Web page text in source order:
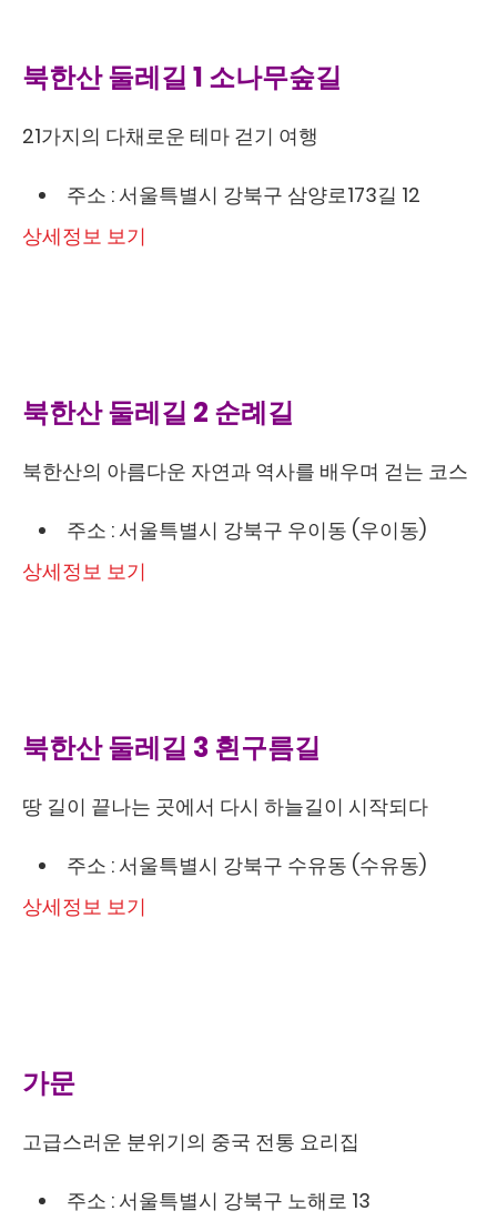
북한산 둘레길 1 소나무숲길
21가지의 다채로운 테마 걷기 여행
주소 : 서울특별시 강북구 삼양로173길 12
상세정보 보기
북한산 둘레길 2 순례길
북한산의 아름다운 자연과 역사를 배우며 걷는 코스
주소 : 서울특별시 강북구 우이동 (우이동)
상세정보 보기
북한산 둘레길 3 흰구름길
땅 길이 끝나는 곳에서 다시 하늘길이 시작되다
주소 : 서울특별시 강북구 수유동 (수유동)
상세정보 보기
가문
고급스러운 분위기의 중국 전통 요리집
주소 : 서울특별시 강북구 노해로 13